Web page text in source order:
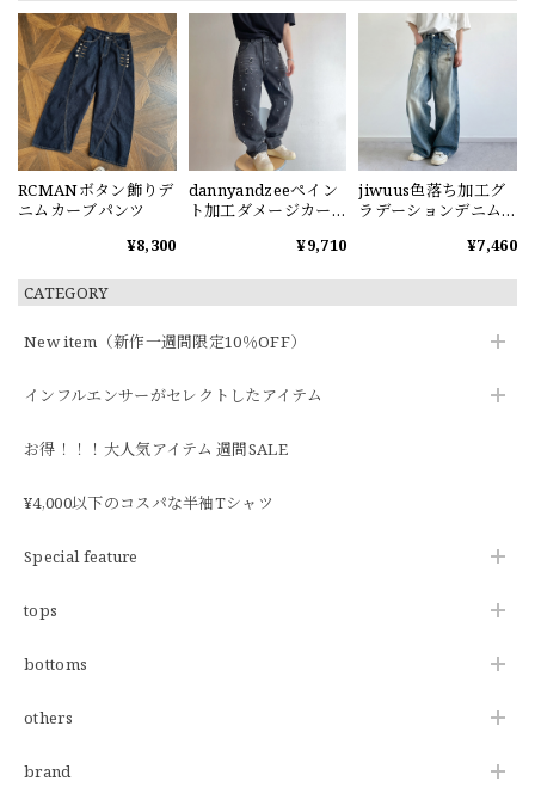
CATEGORY
New item（新作一週間限定10％OFF）
インフルエンサーがセレクトしたアイテム
お得！！！大人気アイテム 週間SALE
¥4,000以下のコスパな半袖Tシャツ
Special feature
tops
bottoms
others
brand
RCMANボタン飾りデ
ニムカーブパンツ
¥8,300
dannyandzeeペイン
ト加工ダメージカー
¥9,710
jiwuus色落ち加工グ
ラデーションデニム
¥7,460